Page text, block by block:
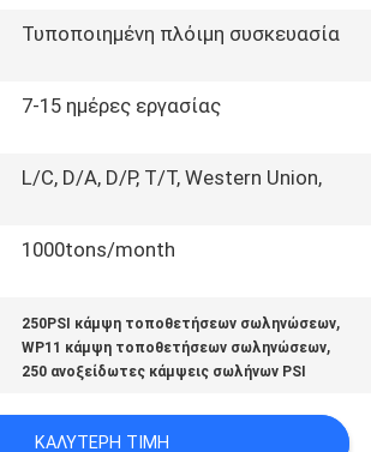
Τυποποιημένη πλόιμη συσκευασία
7-15 ημέρες εργασίας
L/C, D/A, D/P, T/T, Western Union,
1000tons/month
250PSI κάμψη τοποθετήσεων σωληνώσεων,
WP11 κάμψη τοποθετήσεων σωληνώσεων,
250 ανοξείδωτες κάμψεις σωλήνων PSI
ΚΑΛΎΤΕΡΗ ΤΙΜΉ